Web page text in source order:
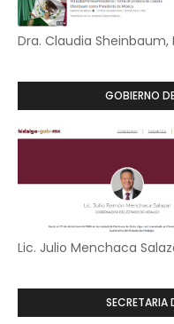
Dra. Claudia
GOBIERNO
Lic. Julio Menchaca
SECRETARIA